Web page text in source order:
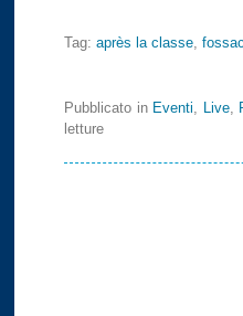
Tag: après la classe
Pubblicato in Eventi Live,
letture